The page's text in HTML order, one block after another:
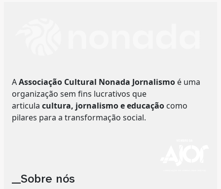
AAssociação Cultural Nonada Jornalismo é uma
organização sem fins lucrativos que
articula cultura, jornalismo e educação como
pilares para a transformação social.
__Sobre nós